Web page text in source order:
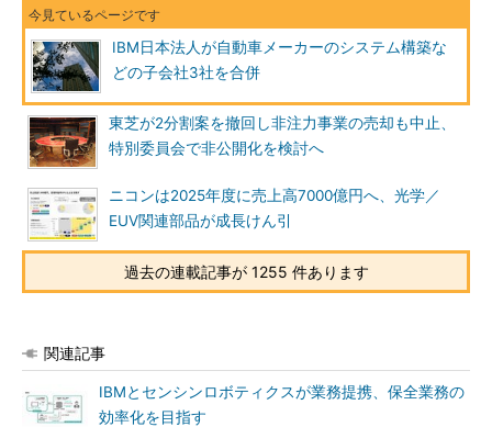
IBM日本法人が自動車メーカーのシステム構築な
どの子会社3社を合併
東芝が2分割案を撤回し非注力事業の売却も中止、
特別委員会で非公開化を検討へ
ニコンは2025年度に売上高7000億円へ、光学／
EUV関連部品が成長けん引
過去の連載記事が 1255 件あります
関連記事
IBMとセンシンロボティクスが業務提携、保全業務の
効率化を目指す